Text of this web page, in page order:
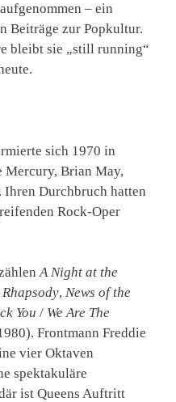
– ein
Beiträge zur Popkultur.
bleibt sie „still running“
sich 1970 in
Brian May,
Ihren Durchbruch hatten
Rock-Oper
A Night at the
, News of the
You / We Are The
Frontmann Freddie
vier Oktaven
spektakuläre
ist Queens Auftritt